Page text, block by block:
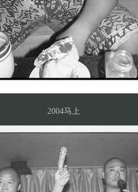
2004马上